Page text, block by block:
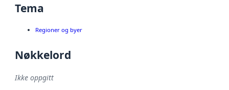
Tema
Regioner og byer
Nøkkelord
Ikke oppgitt